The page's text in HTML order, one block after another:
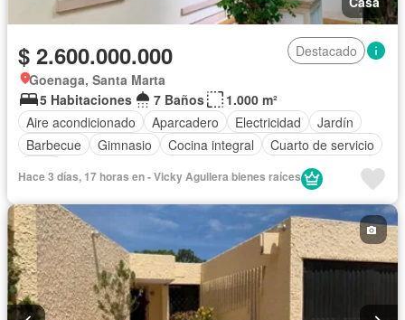
$ 2.600.000.000
Destacado
Goenaga, Santa Marta
5 Habitaciones
7 Baños
1.000 m²
Aire acondicionado
Aparcadero Electricidad
Jardín
Barbecue
Gimnasio Cocina integral
Cuarto de servicio
Hace 3 días, 17 horas en - Vicky Aguilera bienes raíces